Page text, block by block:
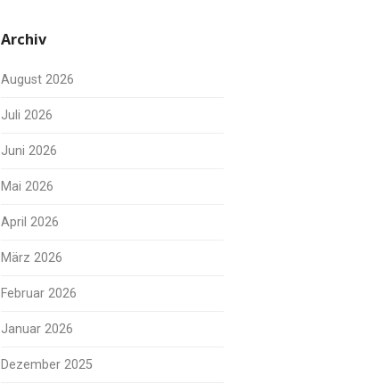
Archiv
August 2026
Juli 2026
Juni 2026
Mai 2026
April 2026
März 2026
Februar 2026
Januar 2026
Dezember 2025